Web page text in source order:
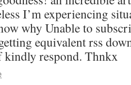
I’m experiencing
why Unable to
equivalent rss
kindly respond. Thnkx